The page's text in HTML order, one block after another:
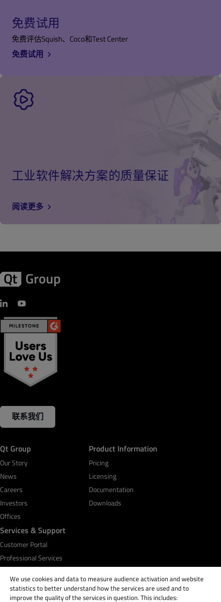
免费试用
免费评估Squish、Coco和Test Center
免费试用
工业软件解决方案的质量保证
阅读更多
联系我们
Qt Group
Our Story
News
Careers
Investors
Offices
Product Information
Pricing
Licensing
Documentation
Downloads
Services & Support
Customer Portal
Professional Services
We use cookies and data to measure audience activation and website
statistics to better understand how the services are used and to
improve the quality of the services in question. This includes: